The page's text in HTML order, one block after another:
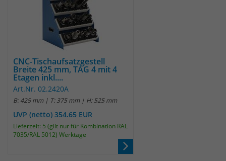
CNC-Tischaufsatzgestell
Breite 425 mm, TAG 4 mit 4
Etagen inkl....
Art.Nr. 02.2420A
B: 425 mm | T: 375 mm | H: 525 mm
UVP (netto) 354.65 EUR
Lieferzeit: 5 (gilt nur für Kombination RAL
7035/RAL 5012) Werktage
TYPO3
Laufzeit 1 Jahr
Zweck
Enthält die gewählten Tracking-Optin-
Websitebesucher für die Dauer des
Besuchs der Webseite zu identifizieren.
_pk_id
Anbieter Matomo
Laufzeit
Das Cookie wird von Matomo installiert.
Das Cookie wird verwendet, um
Besucher-, Sitzungs- und
Kampagnendaten zu berechnen und